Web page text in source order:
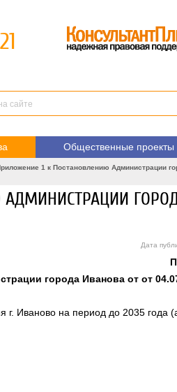
Общественные проекты
1 к Постановлению Администрации
Дата
города Иванова от от
Иваново на период до 2035 года